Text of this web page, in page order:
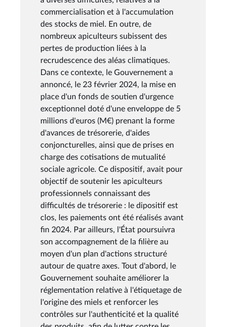
commercialisation et à l'accumulation
des stocks de miel. En outre, de
nombreux apiculteurs subissent des
pertes de production liées à la
recrudescence des aléas climatiques.
Dans ce contexte, le Gouvernement a
annoncé, le 23 février 2024, la mise en
place d'un fonds de soutien d'urgence
exceptionnel doté d'une enveloppe de 5
millions d'euros (M€) prenant la forme
d'avances de trésorerie, d'aides
conjoncturelles, ainsi que de prises en
charge des cotisations de mutualité
sociale agricole. Ce dispositif, avait pour
objectif de soutenir les apiculteurs
professionnels connaissant des
difficultés de trésorerie : le dipositif est
clos, les paiements ont été réalisés avant
fin 2024. Par ailleurs, l'État poursuivra
son accompagnement de la filière au
moyen d'un plan d'actions structuré
autour de quatre axes. Tout d'abord, le
Gouvernement souhaite améliorer la
réglementation relative à l'étiquetage de
l'origine des miels et renforcer les
contrôles sur l'authenticité et la qualité